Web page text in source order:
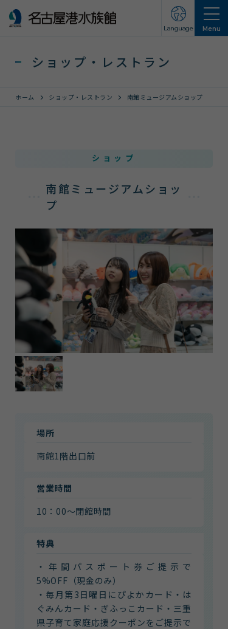
Menu
Language
水族館の周辺施設
入館チケット
交通アクセス
名古屋港水族館ってこんなところ
館内案内
イベント紹介
研究・教育
体験学習プログラム
海の仲間たち
ショップ・レストラン
よくある質問
ショップ・レストラン
ホーム ショップ・レストラン 南館ミュージアムショップ
ショップ
南館ミュージアムショッ
プ
場所
南館1階出口前
営業時間
10：00～閉館時間
特典
・年間パスポート券ご提示で
5%OFF（現金のみ）
・毎月第3日曜日にぴよかカード・は
ぐみんカード・ぎふっこカード・三重
県子育て家庭応援クーポンをご提示で